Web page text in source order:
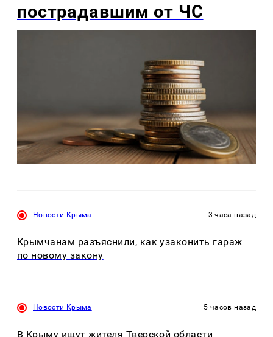
пострадавшим от ЧС
Новости Крыма 3 часа назад
Крымчанам разъяснили, как узаконить гараж
по новому закону
Новости Крыма 5 часов назад
В Крыму ищут жителя Тверской области